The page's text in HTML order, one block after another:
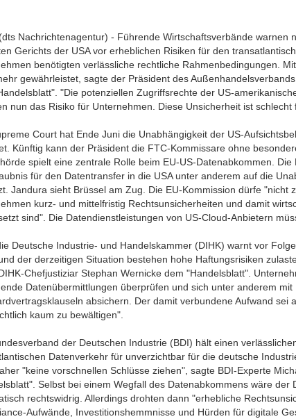
Nachrichtenagentur) - Führende Wirtschaftsverbände warnen
Gerichts der USA vor erheblichen Risiken für den
benötigten verlässliche rechtliche Rahmenbedingungen.
gewährleistet, sagte der Präsident des
"Die potenziellen Zugriffsrechte der US-
nun das Risiko für Unternehmen. Diese Unsicherheit ist
Court hat Ende Juni die Unabhängigkeit der US-
Künftig kann der Präsident die FTC-Kommissare ohne
spielt eine zentrale Rolle beim EU-US-Datenabkommen. Die
für den Datentransfer in die USA unter anderem auf die
Jandura sieht Brüssel am Zug. Die EU-Kommission dürfe "nicht
kurz- und mittelfristig Rechtsunsicherheiten und damit
sind". Die Datendienstleistungen von US-Cloud-Anbietern
Deutsche Industrie- und Handelskammer (DIHK) warnt vor
der derzeitigen Situation bestehen hohe Haftungsrisiken
Chefjustiziar Stephan Wernicke dem "Handelsblatt".
Datenübermittlungen überprüfen und sich unter anderem mit
absichern. Der damit verbundene Aufwand sei
kaum zu bewältigen".
der Deutschen Industrie (BDI) hält einen
Datenverkehr für unverzichtbar für die deutsche
"keine vorschnellen Schlüsse ziehen", sagte BDI-Experte
Selbst bei einem Wegfall des Datenabkommens wäre der
rechtswidrig. Allerdings drohten dann "erhebliche
Aufwände, Investitionshemmnisse und Hürden für digitale